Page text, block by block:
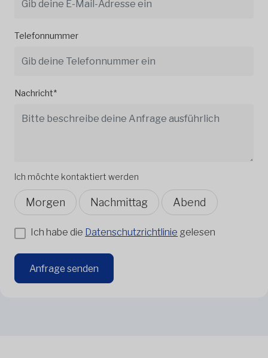
Telefonnummer
Nachricht*
Ich möchte kontaktiert werden
Morgen Nachmittag Abend
Ich habe die Datenschutzrichtlinie gelesen
Anfrage senden